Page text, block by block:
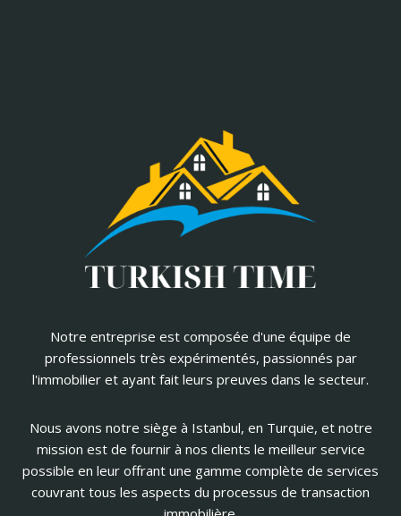
Notre entreprise est composée d'une équipe de
professionnels très expérimentés, passionnés par
l'immobilier et ayant fait leurs preuves dans le secteur.
Nous avons notre siège à Istanbul, en Turquie, et notre
mission est de fournir à nos clients le meilleur service
possible en leur offrant une gamme complète de services
couvrant tous les aspects du processus de transaction